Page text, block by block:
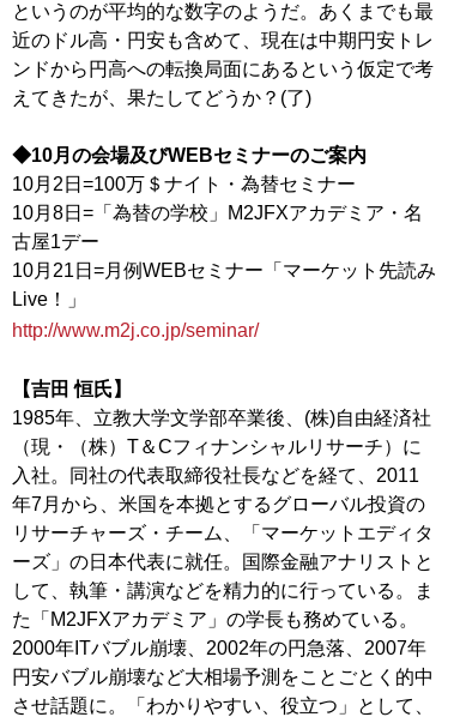
というのが平均的な数字のようだ。あくまでも最
近のドル高・円安も含めて、現在は中期円安トレ
ンドから円高への転換局面にあるという仮定で考
えてきたが、果たしてどうか？(了)
◆10月の会場及びWEBセミナーのご案内
10月2日=100万＄ナイト・為替セミナー
10月8日=「為替の学校」M2JFXアカデミア・名
古屋1デー
10月21日=月例WEBセミナー「マーケット先読み
http://www.m2j.co.jp/seminar/
【吉田 恒氏】
1985年、立教大学文学部卒業後、(株)自由経済社
（現・（株）T＆Cフィナンシャルリサーチ）に
入社。同社の代表取締役社長などを経て、2011
年7月から、米国を本拠とするグローバル投資の
リサーチャーズ・チーム、「マーケットエディタ
ーズ」の日本代表に就任。国際金融アナリストと
して、執筆・講演などを精力的に行っている。ま
た「M2JFXアカデミア」の学長も務めている。
2000年ITバブル崩壊、2002年の円急落、2007年
円安バブル崩壊など大相場予測をことごとく的中
させ話題に。「わかりやすい、役立つ」として、